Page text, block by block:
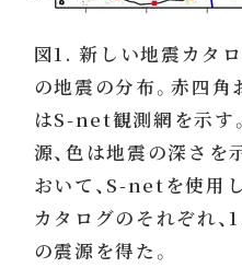
図1. 新しい地震カタ
の地震の分布。赤四
はS-net観測網を示す
源、色は地震の深さを
おいて、S-netを使用
カタログのそれぞれ
の震源を得た。